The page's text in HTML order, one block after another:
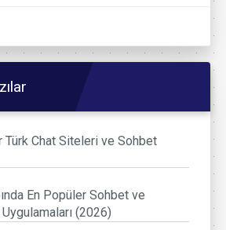
Türk Chat Siteleri ve Sohbet
En Popüler Sohbet ve
(2026)